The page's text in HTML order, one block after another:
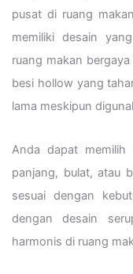
pusat di ruang
memiliki desain
ruang makan
besi hollow yang
lama meskipun
Anda dapat memilih
panjang, bulat, atau
sesuai dengan
dengan desain
harmonis di ruang